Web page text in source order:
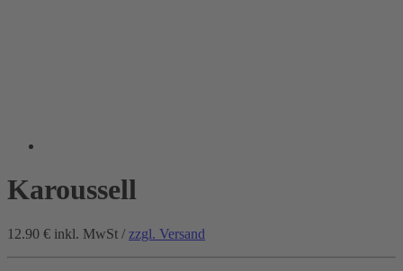
Karoussell
12.90 € inkl. MwSt / zzgl. Versand